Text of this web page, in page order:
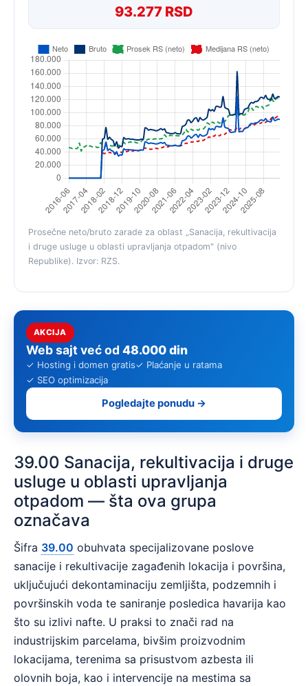
93.277 RSD
Prosečne neto/bruto zarade za oblast „Sanacija, rekultivacija
i druge usluge u oblasti upravljanja otpadom" (nivo
Republike). Izvor: RZS.
AKCIJA
Web sajt već od 48.000 din
✓ Hosting i domen gratis✓ Plaćanje u ratama
✓ SEO optimizacija
Pogledajte ponudu →
39.00 Sanacija, rekultivacija i druge
usluge u oblasti upravljanja
otpadom — šta ova grupa
označava
Šifra 39.00 obuhvata specijalizovane poslove
sanacije i rekultivacije zagađenih lokacija i površina,
uključujući dekontaminaciju zemljišta, podzemnih i
površinskih voda te saniranje posledica havarija kao
što su izlivi nafte. U praksi to znači rad na
industrijskim parcelama, bivšim proizvodnim
lokacijama, terenima sa prisustvom azbesta ili
olovnih boja, kao i intervencije na mestima sa